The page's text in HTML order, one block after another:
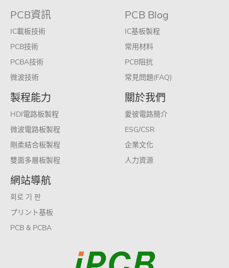
PCB資訊
IC載板技術
PCB技術
PCBA技術
微波技術
PCB Blog
IC基板製程
常用材料
PCB阻抗
常見問題(FAQ)
製程能力
HDI電路板製程
微波電路板製程
剛柔結合板製程
雙面多層板製程
關於我們
愛彼電路簡介
ESG/CSR
企業文化
人力資源
網站導航
회로 기 판
プリント基板
PCB & PCBA